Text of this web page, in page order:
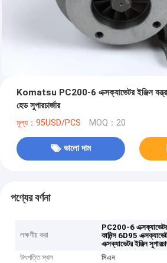
Komatsu PC200-6 এক্সক্যাভেটর ইঞ্জিন
হেড সুপারচার্জার
মূল্য：95USD/PCS MOQ：20
ভালো দাম
পণ্যের বর্ণনা
লক্ষণীয় করা
PC200-6 এক্সক্যাভেটর
কামিন্স 6D95
এক্সক্যাভেটর ইঞ্জিন
উৎপত্তি স্থল
সিএন